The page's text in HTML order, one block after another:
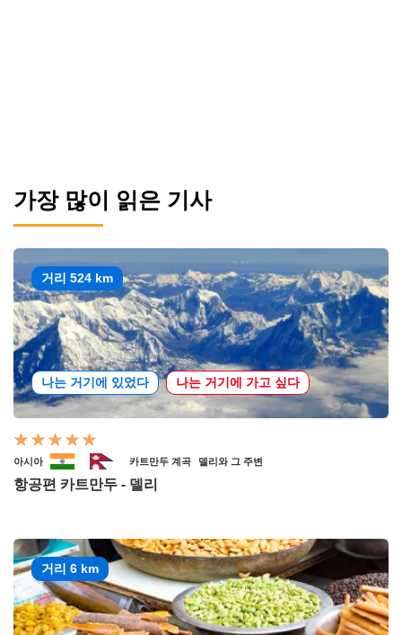
가장 많이 읽은 기사
거리 524 km
나는 거기에 있었다 나는 거기에 가고 싶다
아시아 카트만두 계곡 델리와 그 주변
항공편 카트만두 - 델리
거리 6 km